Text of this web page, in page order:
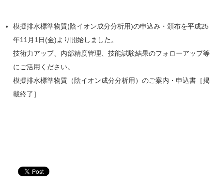
模擬排水標準物質(陰イオン成分分析用)の申込み・頒布を平成25
年11月1日(金)より開始しました。
技術力アップ、内部精度管理、技能試験結果のフォローアップ等
にご活用ください。
模擬排水標準物質（陰イオン成分分析用）のご案内・申込書［掲
載終了］